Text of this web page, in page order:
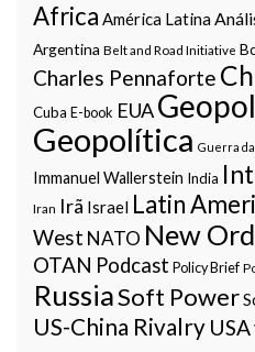
Africa América Latina
Argentina Belt and Road Initiative
Charles Pennaforte
Cuba E-book EUA
Geopolítica Guerra
Immanuel Wallerstein India
Iran Irã Israel Latin
West NATO New
OTAN Podcast Policy Brief
RussiaSoft Power
US-China Rivalry USA